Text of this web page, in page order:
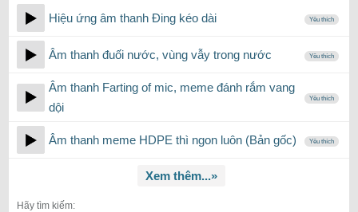
Hiệu ứng âm thanh Đing kéo dài Yêu thích
Âm thanh đuối nước, vùng vẫy trong nước Yêu thích
Âm thanh Farting of mic, meme đánh rắm vang
dội
Yêu thích
Âm thanh meme HDPE thì ngon luôn (Bản gốc) Yêu thích
Xem thêm...»
Hãy tìm kiếm: